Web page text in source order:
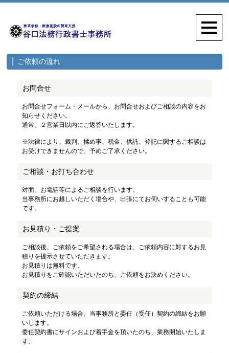
ご依頼の流れ
お問合せ
お問合せフォーム・メールから、お問合せおよびご相談の内容をお
知らせください。
通常、２営業日以内にご返答いたします。
※法律により、裁判、揉め事、税金、供託、登記に関するご相談は
お受けできませんので、予めご了承ください。
ご相談・お打ち合わせ
対面、お電話等によるご相談を行います。
当事務所にお越しいただく場合や、出張にてお伺いすることも可能
です。
お見積り・ご提案
ご相談後、ご依頼をご希望される場合は、ご依頼内容に対するお見
積りを提示させていただきます。
お見積りは無料です。
お見積りをご確認いただいたのち、ご依頼をお決めください。
契約の締結
ご依頼いただける場合、当事務所と委任（受任）契約の締結をお願
いします。
委任契約書にサインおよび着手金を頂いたのち、業務開始いたしま
す。